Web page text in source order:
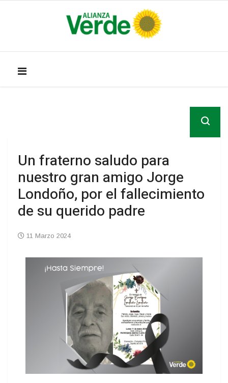
Un fraterno saludo para
nuestro gran amigo Jorge
Londoño, por el fallecimiento
de su querido padre
11 Marzo 2024